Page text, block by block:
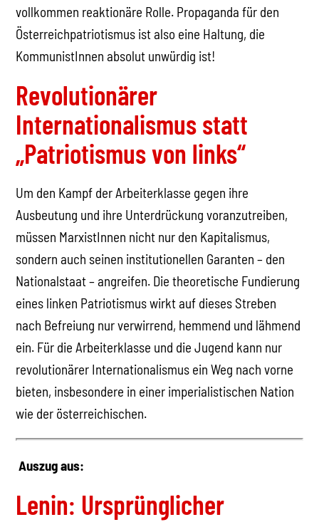
vollkommen reaktionäre Rolle. Propaganda für den
Österreichpatriotismus ist also eine Haltung, die
KommunistInnen absolut unwürdig ist!
Revolutionärer
Internationalismus statt
„Patriotismus von links“
Um den Kampf der Arbeiterklasse gegen ihre
Ausbeutung und ihre Unterdrückung voranzutreiben,
müssen MarxistInnen nicht nur den Kapitalismus,
sondern auch seinen institutionellen Garanten – den
Nationalstaat – angreifen. Die theoretische Fundierung
eines linken Patriotismus wirkt auf dieses Streben
nach Befreiung nur verwirrend, hemmend und lähmend
ein. Für die Arbeiterklasse und die Jugend kann nur
revolutionärer Internationalismus ein Weg nach vorne
bieten, insbesondere in einer imperialistischen Nation
wie der österreichischen.
Auszug aus:
Lenin: Ursprünglicher